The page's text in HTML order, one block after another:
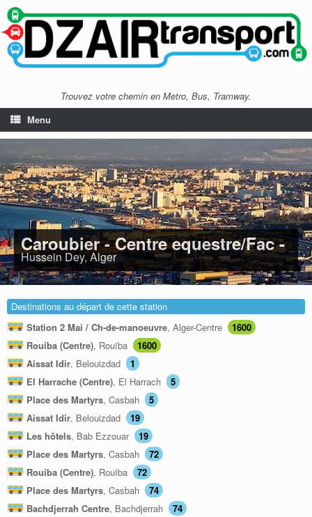
Trouvez votre chemin en Metro, Bus, Tramway.
Menu
Caroubier - Centre equestre/Fac -
Hussein Dey, Alger
Destinations au départ de cette station
Station 2 Mai / Ch-de-manoeuvre, Alger-Centre
1600
Rouiba (Centre), Rouïba
1600
Aissat Idir, Belouizdad
1
El Harrache (Centre), El Harrach
5
Place des Martyrs, Casbah
5
Aissat Idir, Belouizdad
19
Les hôtels, Bab Ezzouar
19
Place des Martyrs, Casbah
72
Rouiba (Centre), Rouïba
72
Place des Martyrs, Casbah
74
Bachdjerrah Centre, Bachdjerrah
74